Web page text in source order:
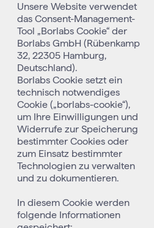
Unsere Website verwendet
das Consent-Management-
Tool „Borlabs Cookie“ der
Borlabs GmbH (Rübenkamp
32, 22305 Hamburg,
Deutschland).
Borlabs Cookie setzt ein
technisch notwendiges
Cookie („borlabs-cookie“),
um Ihre Einwilligungen und
Widerrufe zur Speicherung
bestimmter Cookies oder
zum Einsatz bestimmter
Technologien zu verwalten
und zu dokumentieren.
In diesem Cookie werden
folgende Informationen